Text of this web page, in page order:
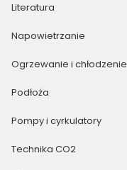
Literatura
Napowietrzanie
Ogrzewanie i chłodzenie
Podłoża
Pompy i cyrkulatory
Technika CO2